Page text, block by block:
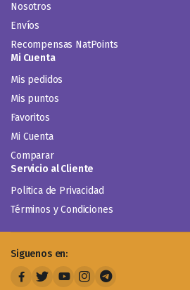
Nosotros
Envíos
Recompensas NatPoints
Mi Cuenta
Mis pedidos
Mis puntos
Favoritos
Mi Cuenta
Comparar
Servicio al Cliente
Politica de Privacidad
Términos y Condiciones
Siguenos en: